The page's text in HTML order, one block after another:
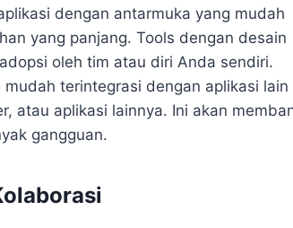
dengan antarmuka yang mudah
yang panjang. Tools dengan desain
oleh tim atau diri Anda sendiri.
mudah terintegrasi dengan aplikasi lain
atau aplikasi lainnya. Ini akan
gangguan.